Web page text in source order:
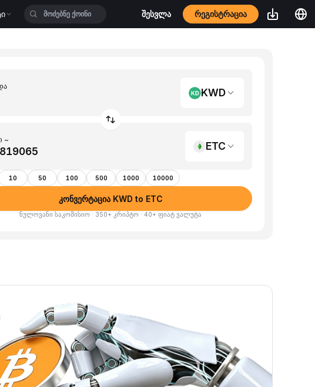
შესვლა რეგისტრაცია
KWD
~
ETC
10 50 100 500 1000 10000
კონვერტაცია KWD to ETC
ნულოვანი საკომისიო · 350+ კრიპტო · 40+ ფიატ ვალუტა